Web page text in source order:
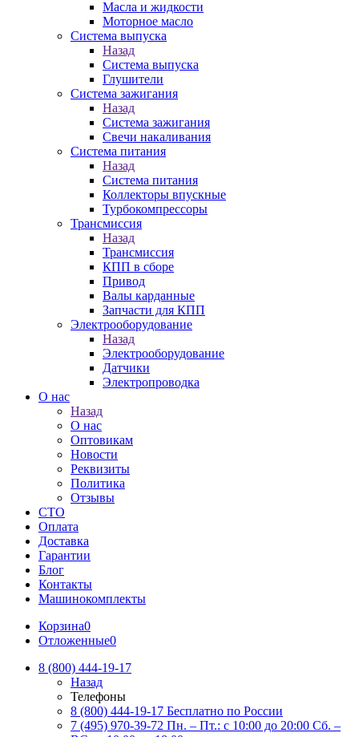
Масла и жидкости
Моторное масло
Система выпуска
Назад
Система выпуска
Глушители
Система зажигания
Назад
Система зажигания
Свечи накаливания
Система питания
Назад
Система питания
Коллекторы впускные
Турбокомпрессоры
Трансмиссия
Назад
Трансмиссия
КПП в сборе
Привод
Валы карданные
Запчасти для КПП
Электрооборудование
Назад
Электрооборудование
Датчики
Электропроводка
О нас
Назад
О нас
Оптовикам
Новости
Реквизиты
Политика
Отзывы
СТО
Оплата
Доставка
Гарантии
Блог
Контакты
Машинокомплекты
Корзина0
Отложенные0
8 (800) 444-19-17
Назад
Телефоны
8 (800) 444-19-17 Бесплатно по России
7 (495) 970-39-72 Пн. – Пт.: с 10:00 до 20:00 Сб. –